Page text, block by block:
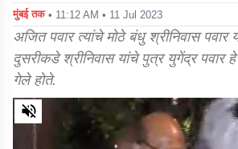
मुंबई तक • 11:12 AM • 11 Jul 2023
अजित पवार त्यांचे मोठे बंधु श्रीनिवास पवार
दुसरीकडे श्रीनिवास यांचे पुत्र युगेंद्र पवार हे
गेले होते.
0
of
minutes,